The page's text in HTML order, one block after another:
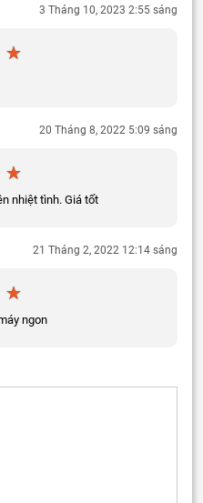
3 Tháng 10, 2023 2:55 sáng
20 Tháng 8, 2022 5:09 sáng
nhiệt tình. Giá tốt
21 Tháng 2, 2022 12:14 sáng
ngon